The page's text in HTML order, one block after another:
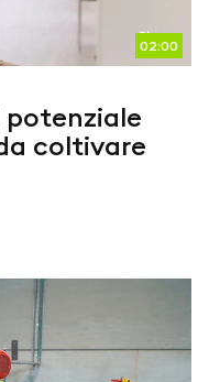
02:00
coltivare